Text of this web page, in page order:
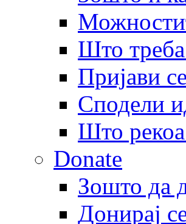
Што треба
Пријави се
Сподели
Што рекоа
Donate
Зошто да
Донирај